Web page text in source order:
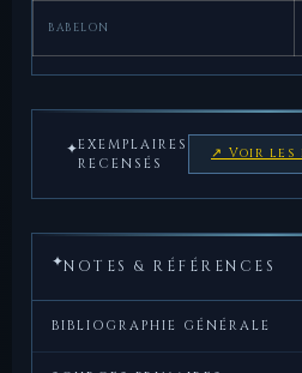
BABELON
✦EXEMPLAIRES
RECENSÉS
↗ Voir les
✦NOTES & RÉFÉRENCES
BIBLIOGRAPHIE GÉNÉRALE